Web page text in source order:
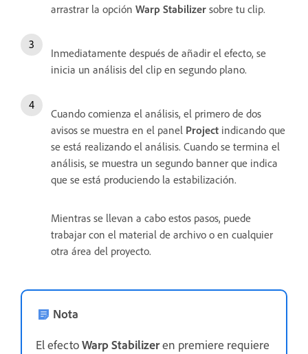
arrastrar la opción Warp Stabilizer sobre tu clip.
Inmediatamente después de añadir el efecto, se
inicia un análisis del clip en segundo plano.
Cuando comienza el análisis, el primero de dos
avisos se muestra en el panel Project indicando que
se está realizando el análisis. Cuando se termina el
análisis, se muestra un segundo banner que indica
que se está produciendo la estabilización.
Mientras se llevan a cabo estos pasos, puede
trabajar con el material de archivo o en cualquier
otra área del proyecto.
Nota
El efectoWarp Stabilizeren premiere requiere